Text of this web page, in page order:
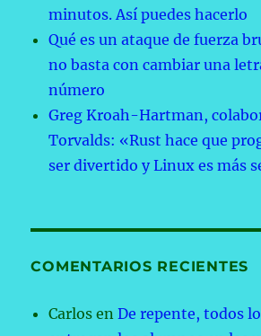
minutos. Así puedes hacerlo
Qué es un ataque de fuerza
no basta con cambiar una
número
Greg Kroah-Hartman,
Torvalds: «Rust hace que
ser divertido y Linux es más
COMENTARIOS RECIENTES
Carlos enDe repente, todos